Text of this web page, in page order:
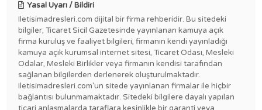
Yasal Uyarı / Bildiri
Iletisimadresleri.com dijital bir firma rehberidir. Bu sitedeki
bilgiler; Ticaret Sicil Gazetesinde yayınlanan kamuya açık
firma kuruluş ve faaliyet bilgileri, firmanın kendi yayınladığı
kamuya açık kurumsal internet sitesi, Ticaret Odası, Mesleki
Odalar, Mesleki Birlikler veya firmanın kendisi tarafından
sağlanan bilgilerden derlenerek oluşturulmaktadır.
Iletisimadresleri.com'un sitede yayınlanan firmalar ile hiçbir
bağlantısı bulunmamaktadır. Sitedeki bilgilere dayalı yapılan